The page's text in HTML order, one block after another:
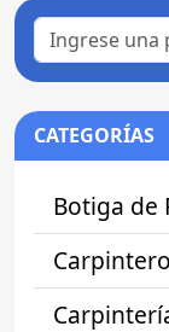
CATEGORÍAS
Botiga de
Carpintero